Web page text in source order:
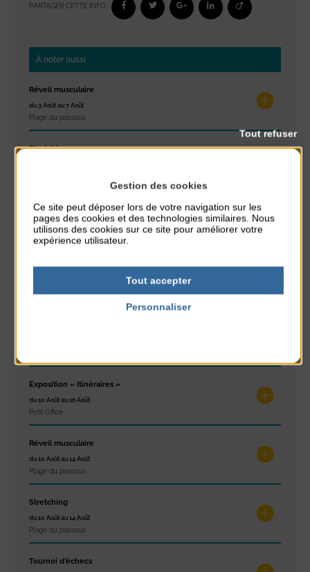
PARTAGER CETTE INFO :
À noter aussi
Réveil musculaire
du 3 Août au 7 Août
Plage du passous
Stretching
Concours de châteaux de sable
du 7 Août au 7 Août
Plage du passous
Glisse & Environnement
Place du Général de Gaulle
Exposition « Itinéraires »
du 10 Août au 16 Août
Petit Office
Réveil musculaire
du 10 Août au 14 Août
Plage du passous
Stretching
du 10 Août au 14 Août
Plage du passous
Tournoi d’échecs
Gestion des cookies
Ce site peut déposer lors de votre navigation sur les
pages des cookies et des technologies similaires. Nous
utilisons des cookies sur ce site pour améliorer votre
expérience utilisateur.
Tout accepter
Tout refuser
Personnaliser